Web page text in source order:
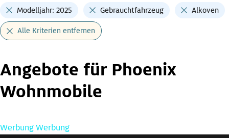
Modelljahr: 2025 Gebrauchtfahrzeug Alkoven
Alle Kriterien entfernen
Angebote für Phoenix
Wohnmobile
WerbungWerbung